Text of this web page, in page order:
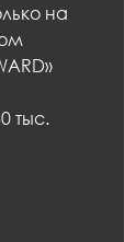
на
тыс.